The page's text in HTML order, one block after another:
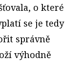
o které
se je tedy
správně
výhodně